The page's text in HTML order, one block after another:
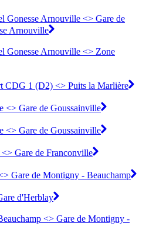
Gonesse Arnouville <> Gare de
Arnouville
Gonesse Arnouville <> Zone
CDG 1 (D2) <> Puits la Marlière
<> Gare de Goussainville
<> Gare de Goussainville
︎Gare de Franconville
︎Gare de Montigny - Beauchamp
d'Herblay
<> ︎Gare de Montigny -